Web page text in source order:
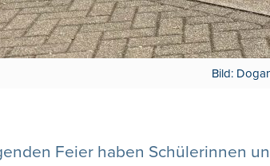
Bild:
Feier haben Schülerinnen